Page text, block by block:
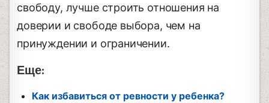
свободу, лучше строить отношения на
доверии и свободе выбора, чем на
принуждении и ограничении.
Еще:
Как избавиться от ревности у ребенка?